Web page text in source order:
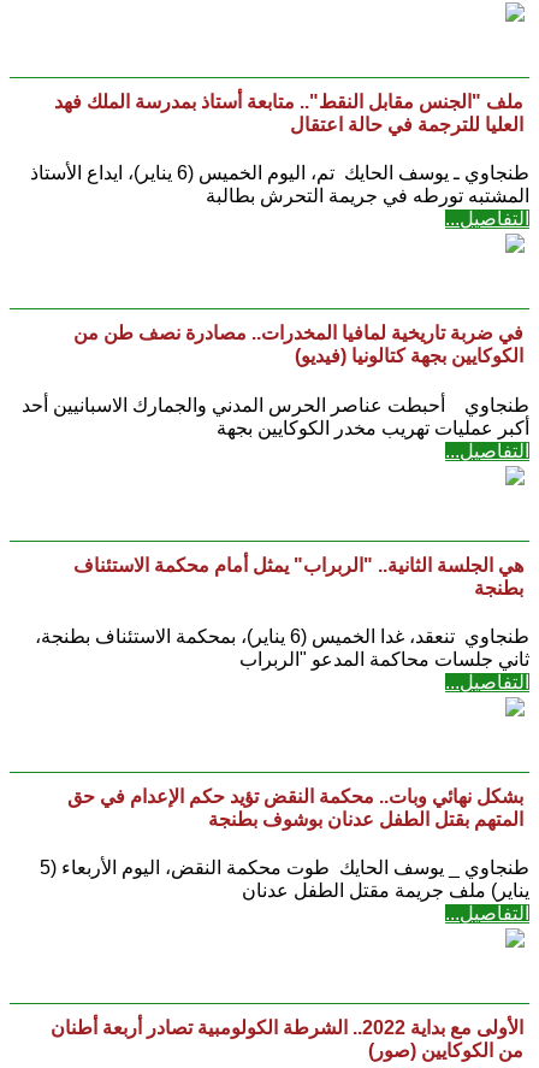
ملف "الجنس مقابل النقط".. متابعة أستاذ بمدرسة الملك فهد
العليا للترجمة في حالة اعتقال
طنجاوي ـ يوسف الحايك تم، اليوم الخميس (6 يناير)، ايداع الأستاذ
المشتبه تورطه في جريمة التحرش بطالبة
التفاصيل...
في ضربة تاريخية لمافيا المخدرات.. مصادرة نصف طن من
الكوكايين بجهة كتالونيا (فيديو)
طنجاوي أحبطت عناصر الحرس المدني والجمارك الاسبانيين أحد
أكبر عمليات تهريب مخدر الكوكايين بجهة
التفاصيل...
هي الجلسة الثانية.. "الربراب" يمثل أمام محكمة الاستئناف
بطنجة
طنجاوي تنعقد، غدا الخميس (6 يناير)، بمحكمة الاستئناف بطنجة،
ثاني جلسات محاكمة المدعو "الربراب
التفاصيل...
بشكل نهائي وبات.. محكمة النقض تؤيد حكم الإعدام في حق
المتهم بقتل الطفل عدنان بوشوف بطنجة
يناير) ملف جريمة مقتل الطفل عدنان
التفاصيل...
الأولى مع بداية 2022.. الشرطة الكولومبية تصادر أربعة أطنان
من الكوكايين (صور)